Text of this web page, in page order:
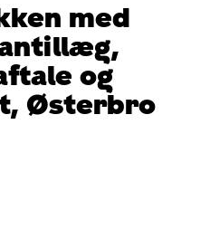
med
og
Østerbro